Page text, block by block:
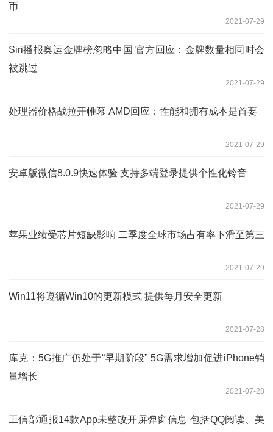
币
2021-07-29
Siri播报奥运金牌榜忽略中国 官方回应：金牌数量相同时会
被跳过
2021-07-29
处理器价格战拉开帷幕 AMD回应：性能和拥有成本是首要
2021-07-29
安卓版微信8.0.9快速体验 支持多端登录提供个性化铃音
2021-07-29
苹果业绩受芯片短缺影响 二季度全球市场占有率下滑至第三
2021-07-29
Win11将遵循Win10的更新模式 提供每月安全更新
2021-07-28
库克：5G推广仍处于“早期阶段” 5G需求增加促进iPhone销
量增长
2021-07-28
工信部通报14款App未整改开屏弹窗信息 包括QQ阅读、美